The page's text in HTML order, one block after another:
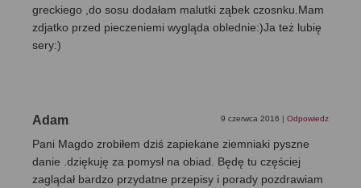
greckiego ,do sosu dodałam malutki ząbek czosnku.Mam
zdjatko przed pieczeniemi wygląda oblednie:)Ja też lubię
sery:)
Adam 9 czerwca 2016 | Odpowiedz
Pani Magdo zrobiłem dziś zapiekane ziemniaki pyszne
danie .dziękuję za pomysł na obiad. Będę tu częściej
zaglądał bardzo przydatne przepisy i porady pozdrawiam